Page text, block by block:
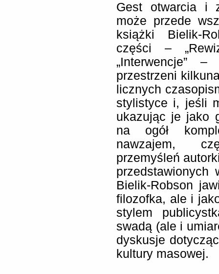
Gest otwarcia i
może przede
książki Bielik-
części –
„Interwencje”
przestrzeni
licznych
stylistyce i, jeśli
ukazując je jako
na ogół
nawzajem,
przemyśleń
przedstawionych
Bielik-Robson
filozofka, ale i
stylem
swadą (ale i
dyskusje
kultury masowej.